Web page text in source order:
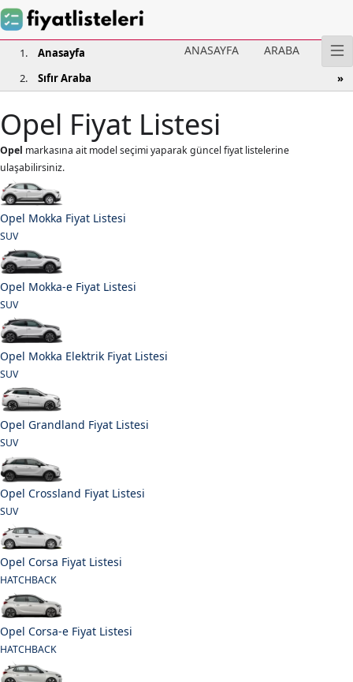
ANASAYFA ARABA
Anasayfa
Sıfır Araba
Opel Fiyat Listesi
Opel markasına ait model seçimi yaparak güncel fiyat listelerine
ulaşabilirsiniz.
Opel Mokka Fiyat Listesi
SUV
Opel Mokka-e Fiyat Listesi
SUV
Opel Mokka Elektrik Fiyat Listesi
SUV
Opel Grandland Fiyat Listesi
SUV
Opel Crossland Fiyat Listesi
SUV
Opel Corsa Fiyat Listesi
HATCHBACK
Opel Corsa-e Fiyat Listesi
HATCHBACK